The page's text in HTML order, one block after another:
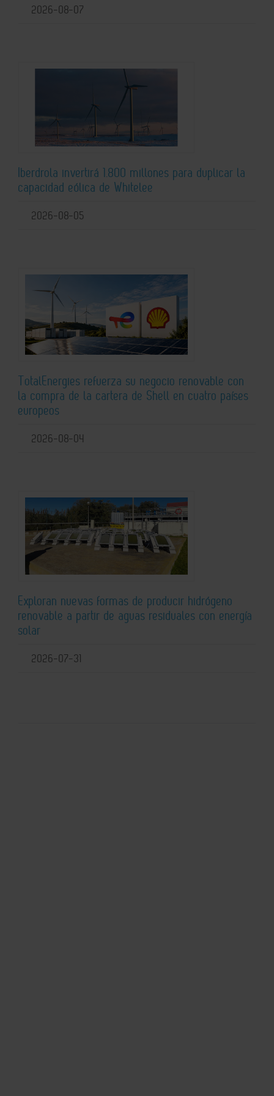
2026-08-07
Iberdrola invertirá 1.800 millones para duplicar la
capacidad eólica de Whitelee
2026-08-05
TotalEnergies refuerza su negocio renovable con
la compra de la cartera de Shell en cuatro países
europeos
2026-08-04
Exploran nuevas formas de producir hidrógeno
renovable a partir de aguas residuales con energía
solar
2026-07-31